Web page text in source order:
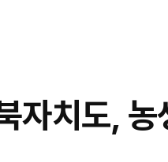
자치도,